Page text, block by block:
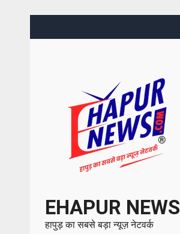
EHAPUR NEWS
हापुड़ का सबसे बड़ा न्यूज़ नेटवर्क